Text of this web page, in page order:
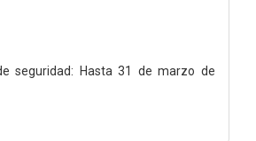
seguridad: Hasta 31 de marzo de